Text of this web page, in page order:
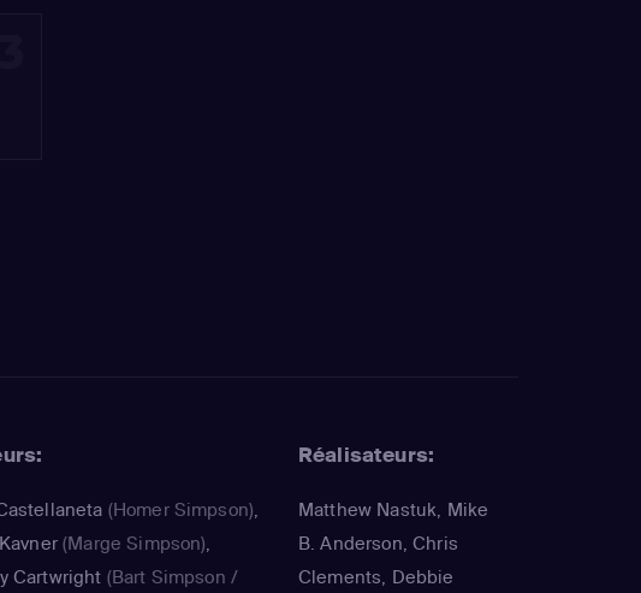
(Homer Simpson),
(Marge Simpson),
Cartwright (Bart Simpson /
Réalisateurs:
Matthew Nastuk, Mike
B. Anderson, Chris
Clements, Debbie